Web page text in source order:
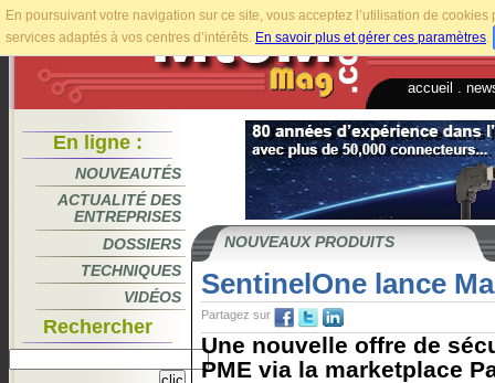
En poursuivant votre navigation sur ce site, vous acceptez l’utilisation de
services adaptés à vos centres d’intérêts. En savoir plus et gérer ces paramètres.
accueil
En ligne :
NOUVEAUTÉS
ACTUALITÉ DES
ENTREPRISES
DOSSIERS
TECHNIQUES
VIDÉOS
Rechercher
NOUVEAUX PRODUITS
SentinelOne lance
Partagez sur
Une nouvelle offre de
PME via la marketplace